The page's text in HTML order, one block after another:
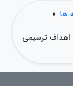
ها »
ترسیمی